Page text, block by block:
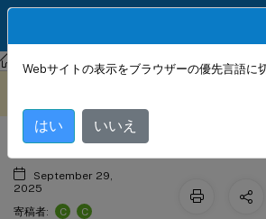
NetScalerインテリジェントトラフィック管理
Sonar
September 29,
2025
寄稿者:
C C
Webサイトの表示をブラウザーの優先言語に
はい いいえ